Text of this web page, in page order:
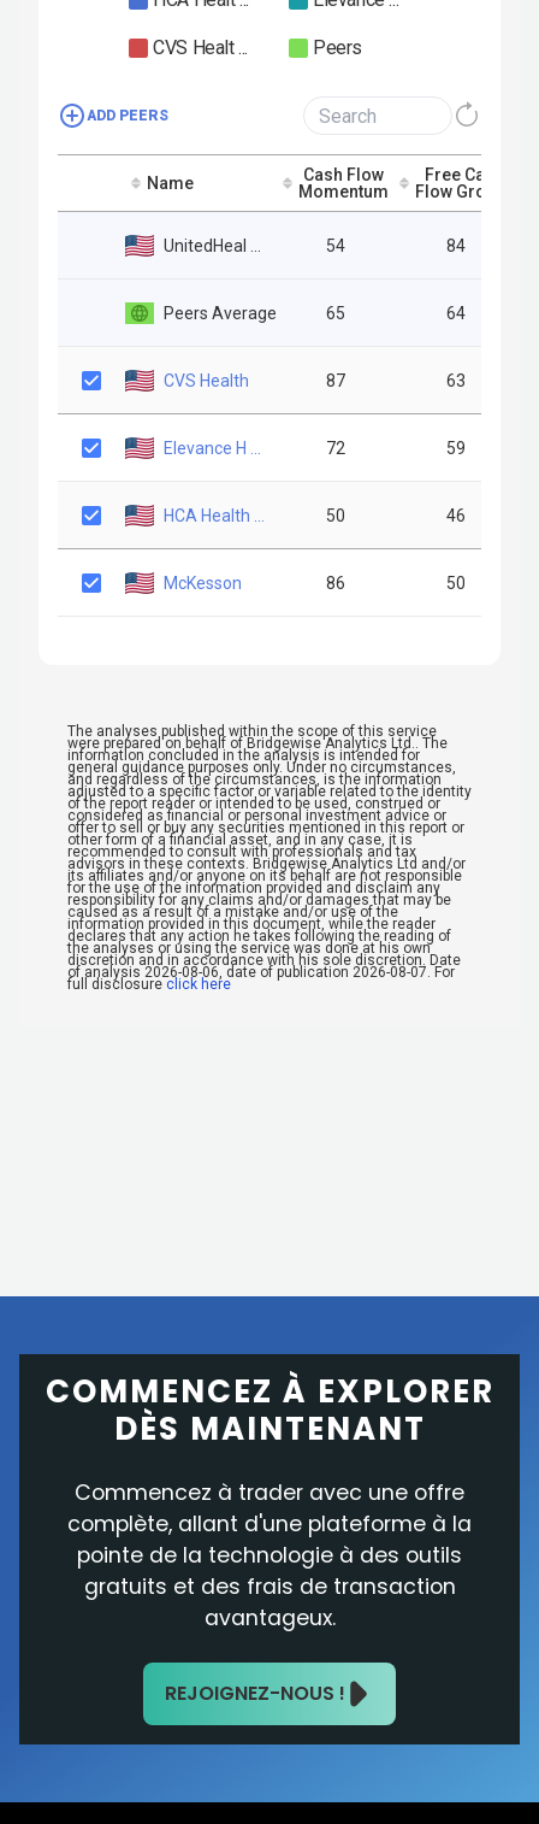
COMMENCEZ À EXPLORER
DÈS MAINTENANT
Commencez à trader avec une offre
complète, allant d'une plateforme à la
pointe de la technologie à des outils
gratuits et des frais de transaction
avantageux.
REJOIGNEZ-NOUS !